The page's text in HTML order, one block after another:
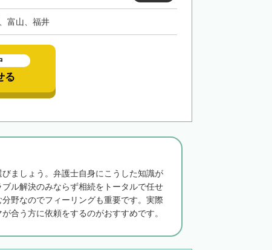
富山、福井
る
ましょう。弁護士自身にこうした知識が
ル解決のみならず相続をトータルで任せ
野なのでフィーリングも重要です。実際
合う方に依頼をするのがおすすめです。